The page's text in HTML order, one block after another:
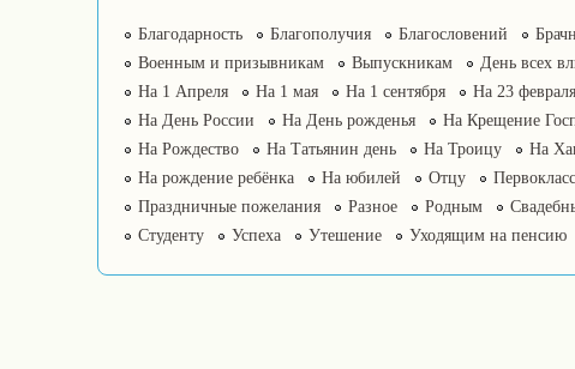
Благодарность Благополучия Благословений
Военным и призывникам
Выпускникам День всех
На 1 Апреля
На 1 мая На 1 сентября На 23 февраля
На День России
На День рожденья На Крещение
На Рождество
На Татьянин день На Троицу На
На рождение ребёнка
На юбилей Отцу
Праздничные пожелания
Разное Родным
Студенту
Успеха Утешение Уходящим на пенсию